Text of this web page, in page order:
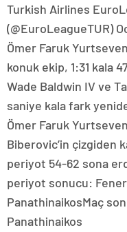
Turkish Airlines
(@EuroLeagueTUR)
Ömer Faruk
konuk ekip, 1:31 kala
Wade Baldwin IV ve
saniye kala fark
Ömer Faruk
Biberovic’in çizgiden
periyot 54-62 sona
periyot sonucu:
PanathinaikosMaç
Panathinaikos